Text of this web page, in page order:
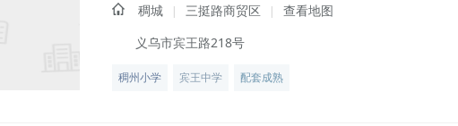
稠城
| 三挺路商贸区 |
查看地图
义乌市宾王路218号
稠州小学 宾王中学 配套成熟